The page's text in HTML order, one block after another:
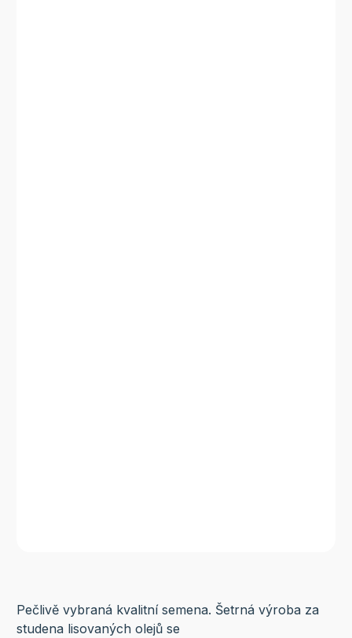
Pečlivě vybraná kvalitní semena. Šetrná výroba za
studena lisovaných olejů se